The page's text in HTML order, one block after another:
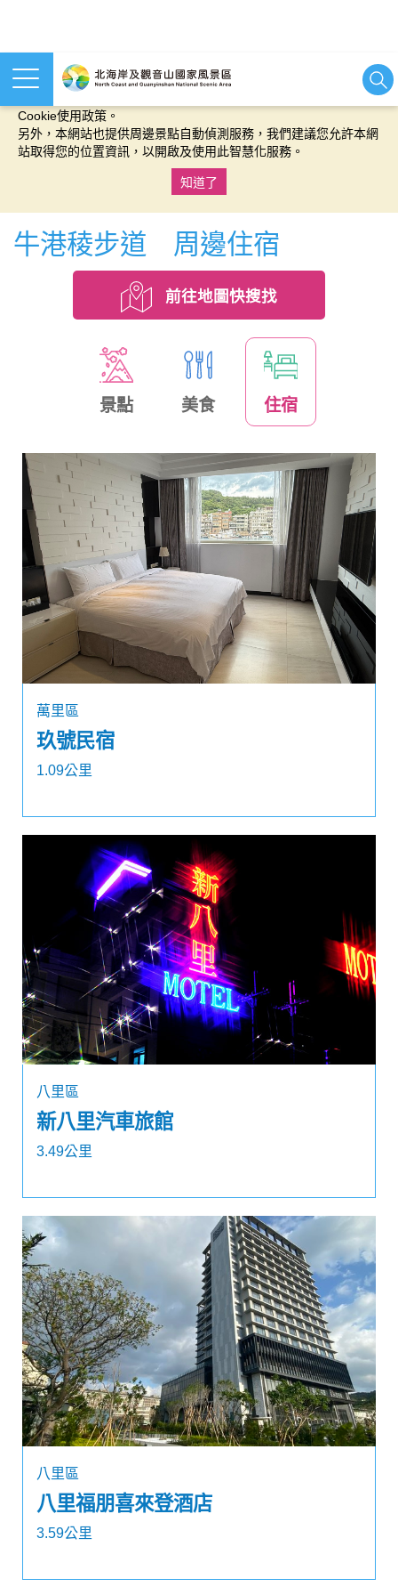
本網站使用cookies等相關技術以持續優化網站服務，並有助於為
Cookie使用政策。
另外，本網站也提供周邊景點自動偵測服務，我們建議您允許本網
站取得您的位置資訊，以開啟及使用此智慧化服務。
知道了
牛港稜步道 周邊住宿
前往地圖快搜找
景點 美食 住宿
萬里區
玖號民宿
1.09公里
八里區
新八里汽車旅館
3.49公里
八里區
八里福朋喜來登酒店
3.59公里